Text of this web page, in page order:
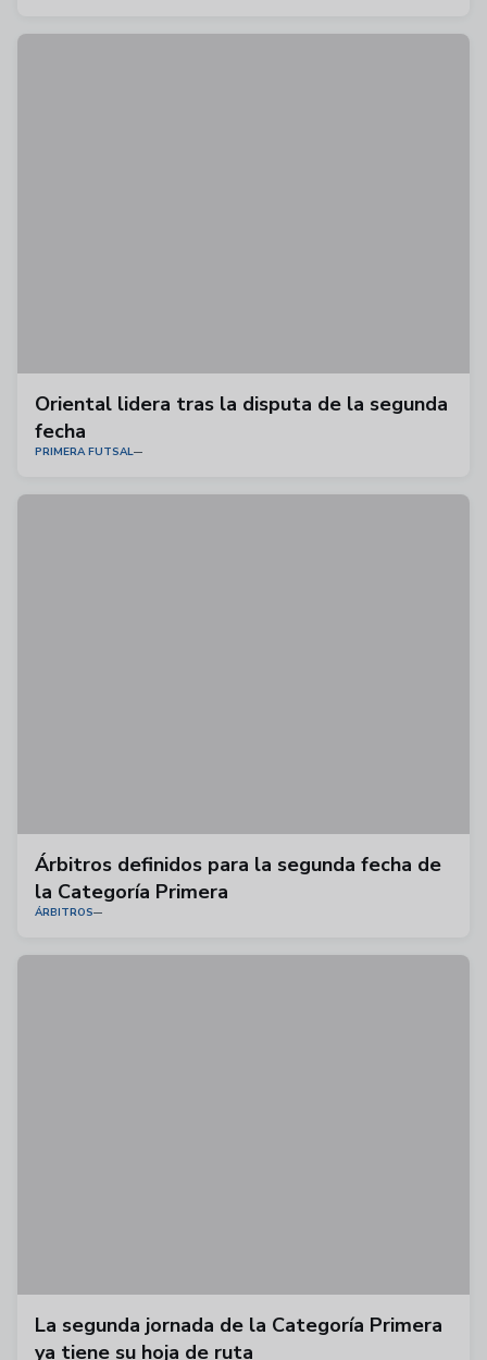
Oriental lidera tras la disputa de la segunda
fecha
PRIMERA FUTSAL
Árbitros definidos para la segunda fecha de
la Categoría Primera
ÁRBITROS
La segunda jornada de la Categoría Primera
ya tiene su hoja de ruta